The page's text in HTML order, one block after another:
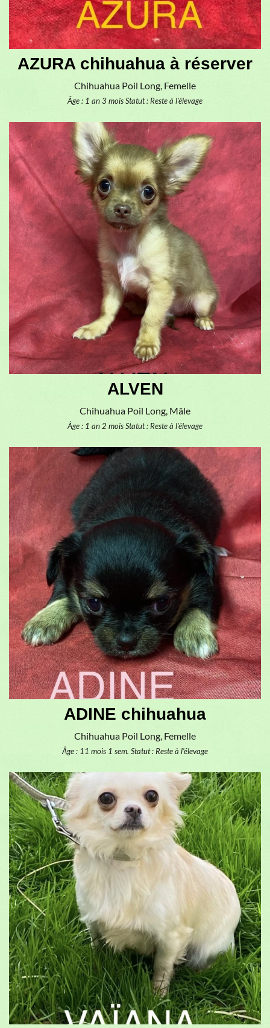
AZURA chihuahua à réserver
Chihuahua Poil Long, Femelle
Âge : 1 an 3 moisStatut : Reste à l'élevage
ALVEN
Chihuahua Poil Long, Mâle
Âge : 1 an 2 moisStatut : Reste à l'élevage
ADINE chihuahua
Chihuahua Poil Long, Femelle
Âge : 11 mois 1 sem. Statut : Reste à l'élevage